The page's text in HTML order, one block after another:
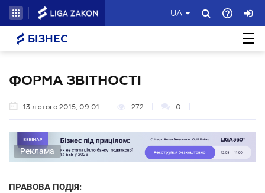
UA
БІЗНЕС
ФОРМА ЗВІТНОСТІ
13 лютого 2015, 09:01 272 0
Реклама
ПРАВОВА ПОДІЯ: